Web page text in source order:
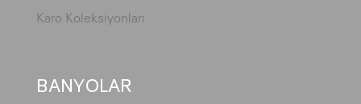
Karo Koleksiyonları
BANYOLAR